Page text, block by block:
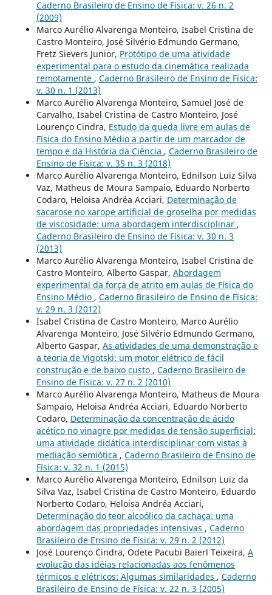
Caderno Brasileiro de Ensino de Física: v. 26 n. 2
(2009)
Marco Aurélio Alvarenga Monteiro, Isabel Cristina de
Castro Monteiro, José Silvério Edmundo Germano,
Fretz Sievers Junior, Protótipo de uma atividade
experimental para o estudo da cinemática realizada
remotamente , Caderno Brasileiro de Ensino de Física:
v. 30 n. 1 (2013)
Marco Aurélio Alvarenga Monteiro, Samuel José de
Carvalho, Isabel Cristina de Castro Monteiro, José
Lourenço Cindra, Estudo da queda livre em aulas de
Física do Ensino Médio a partir de um marcador de
tempo e da História da Ciência , Caderno Brasileiro de
Ensino de Física: v. 35 n. 3 (2018)
Marco Aurélio Alvarenga Monteiro, Ednilson Luiz Silva
Vaz, Matheus de Moura Sampaio, Eduardo Norberto
Codaro, Heloisa Andréa Acciari, Determinação de
sacarose no xarope artificial de groselha por medidas
de viscosidade: uma abordagem interdisciplinar ,
Caderno Brasileiro de Ensino de Física: v. 30 n. 3
(2013)
Marco Aurélio Alvarenga Monteiro, Isabel Cristina de
Castro Monteiro, Alberto Gaspar, Abordagem
experimental da força de atrito em aulas de Física do
Ensino Médio , Caderno Brasileiro de Ensino de Física:
v. 29 n. 3 (2012)
Isabel Cristina de Castro Monteiro, Marco Aurélio
Alvarenga Monteiro, José Silvério Edmundo Germano,
Alberto Gaspar, As atividades de uma demonstração e
a teoria de Vigotski: um motor elétrico de fácil
construção e de baixo custo , Caderno Brasileiro de
Ensino de Física: v. 27 n. 2 (2010)
Marco Aurélio Alvarenga Monteiro, Matheus de Moura
Sampaio, Heloisa Andréa Acciari, Eduardo Norberto
Codaro, Determinação da concentração de ácido
acético no vinagre por medidas de tensão superficial:
uma atividade didática interdisciplinar com vistas à
mediação semiótica , Caderno Brasileiro de Ensino de
Física: v. 32 n. 1 (2015)
Marco Aurélio Alvarenga Monteiro, Ednilson Luiz da
Silva Vaz, Isabel Cristina de Castro Monteiro, Eduardo
Norberto Codaro, Heloisa Andréa Acciari,
Determinação do teor alcoólico da cachaça: uma
abordagem das propriedades intensivas , Caderno
Brasileiro de Ensino de Física: v. 29 n. 2 (2012)
José Lourenço Cindra, Odete Pacubi Baierl Teixeira, A
evolução das idéias relacionadas aos fenômenos
térmicos e elétricos: Algumas similaridades , Caderno
Brasileiro de Ensino de Física: v. 22 n. 3 (2005)